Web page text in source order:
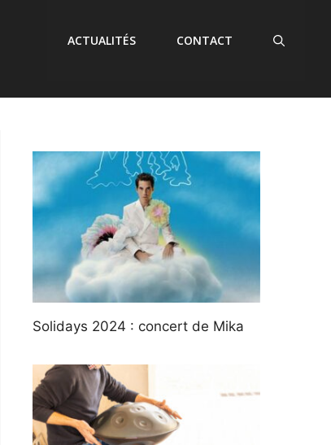
ACTUALITÉS CONTACT
Solidays 2024 : concert de Mika